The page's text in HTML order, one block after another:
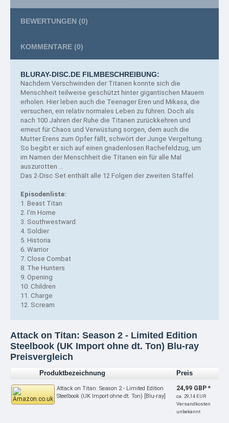
BEWERTUNGEN (0)
KOMMENTARE (0)
BLURAY-DISC.DE FILMBESCHREIBUNG:
Nachdem Verschwinden der Titanen konnte sich die
Menschheit teilweise geschützt hinter gigantischen Mauern
erholen. Hier leben auch die Teenager Eren und Mikasa, die
versuchen, ein relativ normales Leben zu führen. Doch als
nach 100 Jahren der Ruhe die Titanen zurückkehren und
erneut für Chaos und Verwüstung sorgen, dem auch die
Mutter Erens zum Opfer fällt, schwört der Junge Vergeltung.
So begibt er sich auf einen gnadenlosen Rachefeldzug, um
im Namen der Menschheit die Titanen ein für alle Mal
auszurotten ...
Das 2-Disc Set enthält alle 12 Folgen der zweiten Staffel.
Episodenliste:
1. Beast Titan
2. I'm Home
3. Southwestward
4. Soldier
5. Historia
6. Warrior
7. Close Combat
8. The Hunters
9. Opening
10. Children
11. Charge
12. Scream
Attack on Titan: Season 2 - Limited Edition
Steelbook (UK Import ohne dt. Ton) Blu-ray
Preisvergleich
Produktbezeichnung Preis
Attack on Titan: Season 2 - Limited Edition
Steelbook (UK Import ohne dt. Ton) [Blu-ray]
24,99 GBP *
ca. 29,14 EUR
Versandkosten
unbekannt